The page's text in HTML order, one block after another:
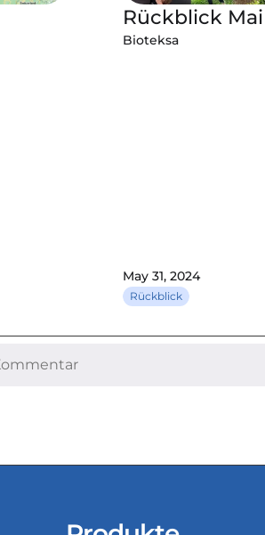
Rückblick
Bioteksa
May 31, 2024
Rückblick